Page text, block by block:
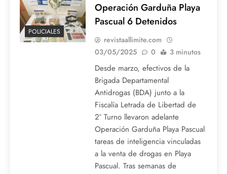
POLICIALES
Operación Garduña Playa
Pascual 6 Detenidos
revistaallimite.com
03/05/2025
0 3 minutos
Desde marzo, efectivos de la
Brigada Departamental
Antidrogas (BDA) junto a la
Fiscalía Letrada de Libertad de
2° Turno llevaron adelante
Operación Garduña Playa Pascual
tareas de inteligencia vinculadas
a la venta de drogas en Playa
Pascual. Tras semanas de